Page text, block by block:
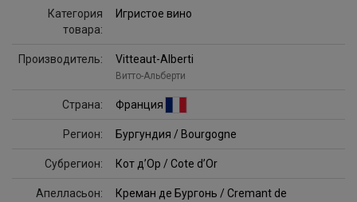
Категория
товара:
Игристое вино
Производитель: Vitteaut-Alberti
Витто-Альберти
Страна: Франция
Регион: Бургундия / Bourgogne
Субрегион: Кот д’Ор / Cote d’Or
Апелласьон:
Креман де Бургонь / Cremant de